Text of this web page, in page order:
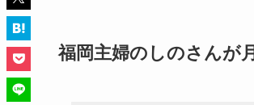
福岡主婦のしのさんが